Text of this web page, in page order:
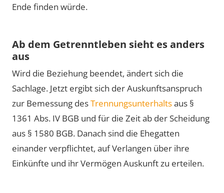
Ende finden würde.
Ab dem Getrenntleben sieht es anders
aus
Wird die Beziehung beendet, ändert sich die
Sachlage. Jetzt ergibt sich der Auskunftsanspruch
zur Bemessung desTrennungsunterhaltsaus §
1361 Abs. IV BGB und für die Zeit ab der Scheidung
aus § 1580 BGB. Danach sind die Ehegatten
einander verpflichtet, auf Verlangen über ihre
Einkünfte und ihr Vermögen Auskunft zu erteilen.